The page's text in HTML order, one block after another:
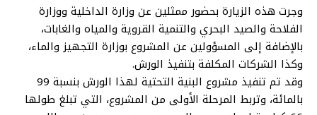
وجرت هذه الزيارة بحضور ممثلين عن وزارة الداخلية ووزارة
الفلاحة والصيد البحري والتنمية القروية والمياه والغابات،
بالإضافة إلى المسؤولين عن المشروع بوزارة التجهيز والماء،
وكذا الشركات المكلفة بتنفيذ الورش.
وقد تم تنفيذ مشروع البنية التحتية لهذا الورش بنسبة 99
بالمائة، وتربط المرحلة الأولى من المشروع، التي تبلغ طولها